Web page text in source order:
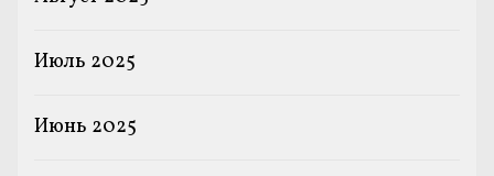
Июль 2025
Июнь 2025